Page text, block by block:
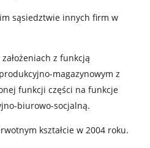
sąsiedztwie innych firm w
z funkcją
magazynowym z
funkcji części na funkcje
biurowo-socjalną.
kształcie w 2004 roku.